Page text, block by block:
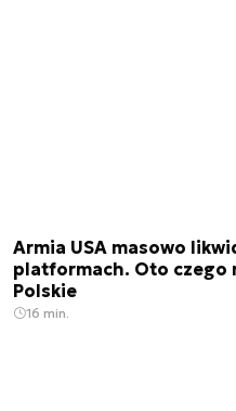
Armia USA masowo
platformach. Oto czego
Polskie
16 min.